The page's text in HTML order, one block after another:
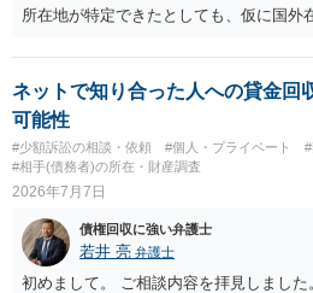
所在地が特定できたとしても、仮に国外
なければなりませんが、海外弁護士は一
タイムチャージが高く、費用倒れになる
で詳細なご相談を聞くには限界がありま
いただいた方がよいかと存じます。
ネットで知り合った人への貸金回
可能性
#少額訴訟の相談・依頼 #個人・プライベート
#相手(債務者)の所在・財産調査
2026年7月7日
債権回収に強い弁護士
若井 亮 弁護士
初めまして。 ご相談内容を拝見しまし